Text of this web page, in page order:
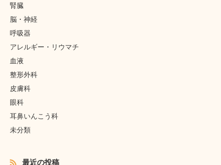
腎臓
脳・神経
呼吸器
アレルギー・リウマチ
血液
整形外科
皮膚科
眼科
耳鼻いんこう科
未分類
最近の投稿